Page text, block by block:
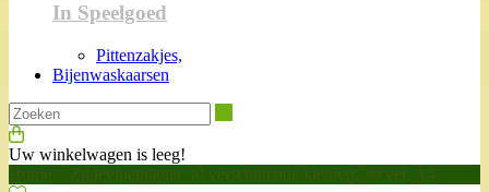
In Speelgoed
Pittenzakjes,
Bijenwaskaarsen
Uw winkelwagen is leeg!
Home
Zijdevloeipapier 30 verschillende kleuren, 30 vel, A4